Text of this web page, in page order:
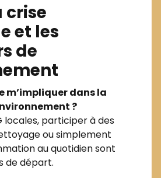
crise
et les
de
m’impliquer dans la
?
locales, participer à des
ou simplement
au quotidien sont
de départ.